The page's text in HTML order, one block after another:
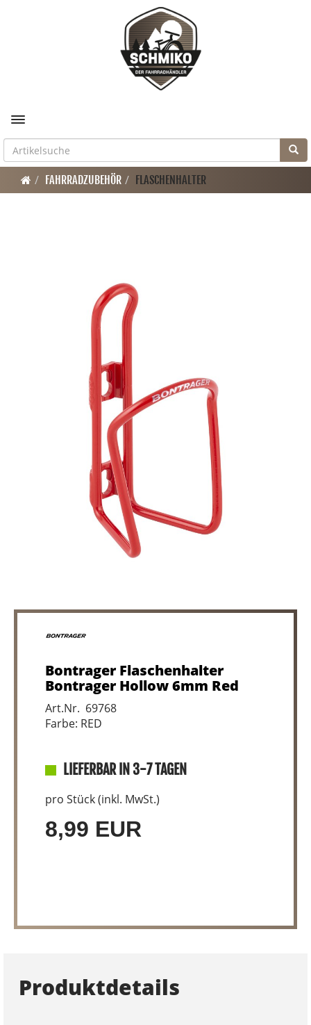
Toggle navigation
FAHRRADZUBEHÖR FLASCHENHALTER
Bontrager Flaschenhalter
Bontrager Hollow 6mm Red
Art.Nr. 69768
Farbe: RED
LIEFERBAR IN 3-7 TAGEN
pro Stück (inkl. MwSt.)
8,99 EUR
Produktdetails